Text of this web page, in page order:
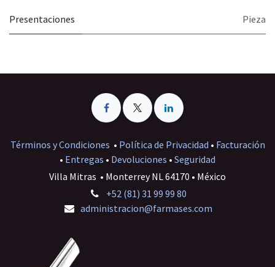
Presentaciones Pieza
Términos y Condiciones • Política de Privacidad • Facturación
• Entregas • Devoluciones • Seguridad
Villa Mitras • Monterrey NL 64170 • México
+52 (81) 31 99 99 80
administracion@farmases.com